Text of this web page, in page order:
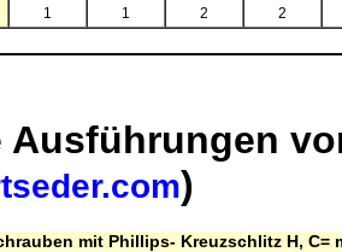
1 1 2 2
Ausführungen
)
mit Phillips- Kreuzschlitz H, C=